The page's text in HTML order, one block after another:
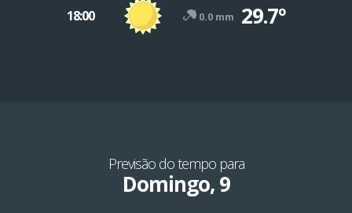
18:00 0.0 mm 29.7º
Previsão do tempo para
Domingo, 9